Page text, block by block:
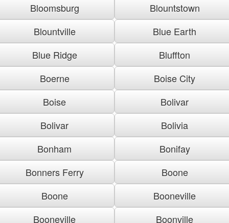
Bloomsburg
Blountstown
Blountville
Blue Earth
Blue Ridge
Bluffton
Boerne
Boise City
Boise
Bolivar
Bolivar
Bolivia
Bonham
Bonifay
Bonners Ferry
Boone
Boone
Booneville
Booneville
Boonville